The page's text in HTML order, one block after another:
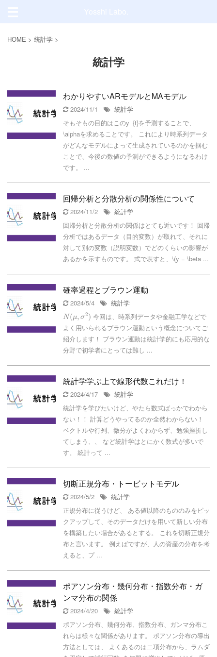
HOME > 統計学 >
統計学
わかりやすいARモデルとMAモデル
2024/11/1
統計学
そもそもの目的はこのy_{t}を予測することで、
\alphaを求めることです。 これにより時系列データ
がどんなモデルによって生成されているのかを掴む
ことで、今後の数値の予測ができるようになるわけ
です。 ...
回帰分析と分散分析の関係性について
2024/11/2
統計学
回帰分析と分散分析の関係はとても近いです！ 回帰
分析ではあるデータ（目的変数）が取れて、それに
対して別の変数（説明変数）でどのくらいの影響が
あるかを示すものです。 式で表すと、\(y = \beta ...
確率過程とブラウン運動
2024/5/4 統計学
N (μ, σ2) 今回は、時系列データや金融工学などで
よく用いられるブラウン運動という概念についてご
紹介します！ ブラウン運動は統計学的にも応用的な
分野で初学者にとっては難し ...
統計学学ぶ上で線形代数これだけ！
2024/4/17
統計学
統計学を学びたいけど、やたら数式ばっかでわから
ない！！ 計算どうやってるのか全然わからない！
ベクトルや行列、微分がよくわからず、勉強挫折し
てしまう、、 など統計学はとにかく数式が多いで
す。 統計って ...
切断正規分布・トービットモデル
2024/5/2
統計学
正規分布に従うけど、 ある値以降のもののみをピッ
クアップして、そのデータだけを用いて新しい分布
を構築したい場合があるとする。 これを切断正規分
布と言います。 例えばですが、人の資産の分布を考
えると、プ ...
ポアソン分布・幾何分布・指数分布・ガ
ンマ分布の関係
2024/4/20
統計学
ポアソン分布、幾何分布、指数分布、ガンマ分布こ
れらは様々な関係があります。 ポアソン分布の導出
方法としては、 よくあるのは二項分布から、ラムダ